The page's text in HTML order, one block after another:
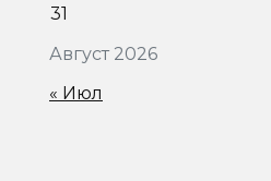
Август 2026
31
« Июл